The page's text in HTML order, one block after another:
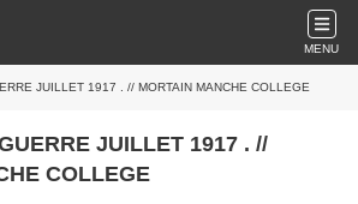
MENU
JUILLET 1917 . // MORTAIN MANCHE COLLEGE
MORTAIN MANCHE COLLEGE